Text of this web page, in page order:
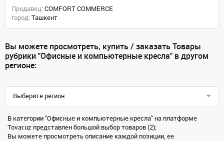
Продавец: COMFORT COMMERCE
город: Ташкент
Вы можете просмотреть, купить / заказать Товары
рубрики "Офисные и компьютерные кресла" в другом
регионе:
Выберите регион
В категории "Офисные и компьютерные кресла" на платформе
Tovar.uz представлен большой выбор товаров (2);
Вы можете просмотреть описание каждой позиции, ее